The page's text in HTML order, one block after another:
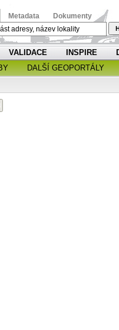
Metadata Dokumenty
VALIDACE INSPIRE
DALŠÍ GEOPORTÁLY